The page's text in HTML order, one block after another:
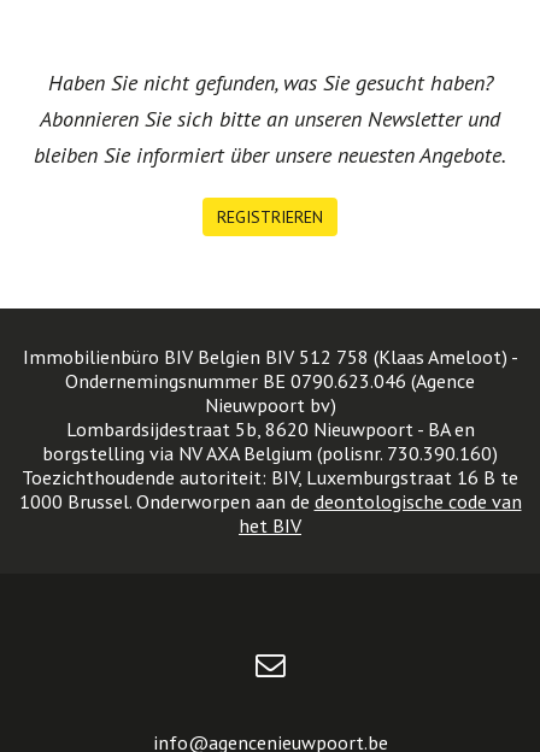
Haben Sie nicht gefunden, was Sie gesucht haben?
Abonnieren Sie sich bitte an unseren Newsletter und
bleiben Sie informiert über unsere neuesten Angebote.
REGISTRIEREN
Immobilienbüro BIV Belgien BIV 512 758 (Klaas Ameloot) -
Ondernemingsnummer BE 0790.623.046 (Agence
Nieuwpoort bv)
Lombardsijdestraat 5b, 8620 Nieuwpoort - BA en
borgstelling via NV AXA Belgium (polisnr. 730.390.160)
Toezichthoudende autoriteit: BIV, Luxemburgstraat 16 B te
1000 Brussel. Onderworpen aan de deontologische code van
het BIV
info@agencenieuwpoort.be